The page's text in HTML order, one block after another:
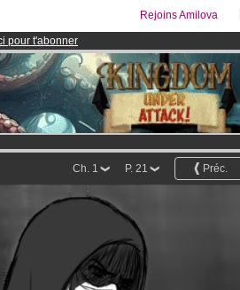
Rejoins Amilova
pour t'abonner
Préc.
P. 21
Ch. 1